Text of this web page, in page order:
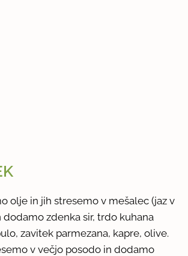
olje in jih stresemo v mešalec (jaz v
zdenka sir, trdo kuhana
zavitek parmezana, kapre, olive.
v večjo posodo in dodamo